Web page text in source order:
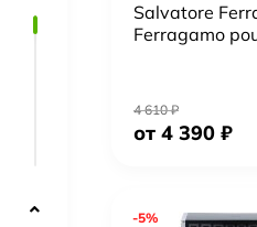
Salvatore
Ferragamo
4 610₽
от 4 390 ₽
-5%